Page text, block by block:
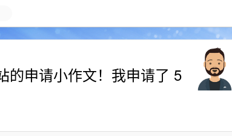
的申请小作文！我申请了 5